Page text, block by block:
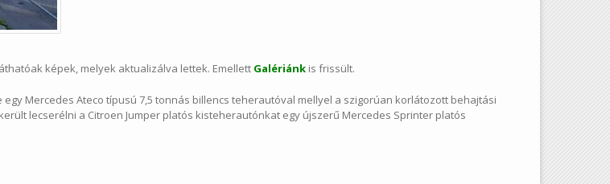
képek, melyek aktualizálva lettek. Emellett Galériánk is frissült.
egy Mercedes Ateco típusú 7,5 tonnás billencs teherautóval mellyel a szigorúan korlátozott behajtási
lecserélni a Citroen Jumper platós kisteherautónkat egy újszerű Mercedes Sprinter platós